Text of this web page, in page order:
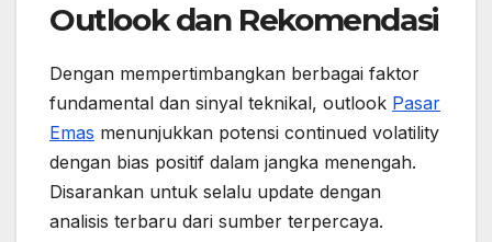
Outlook dan Rekomendasi
Dengan mempertimbangkan berbagai faktor
fundamental dan sinyal teknikal, outlook Pasar
Emas menunjukkan potensi continued volatility
dengan bias positif dalam jangka menengah.
Disarankan untuk selalu update dengan
analisis terbaru dari sumber terpercaya.